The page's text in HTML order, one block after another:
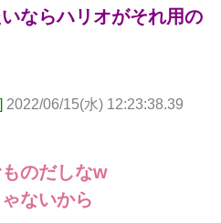
ならハリオがそれ用の
2022/06/15(水) 12:23:38.39
のだしなw
ないから